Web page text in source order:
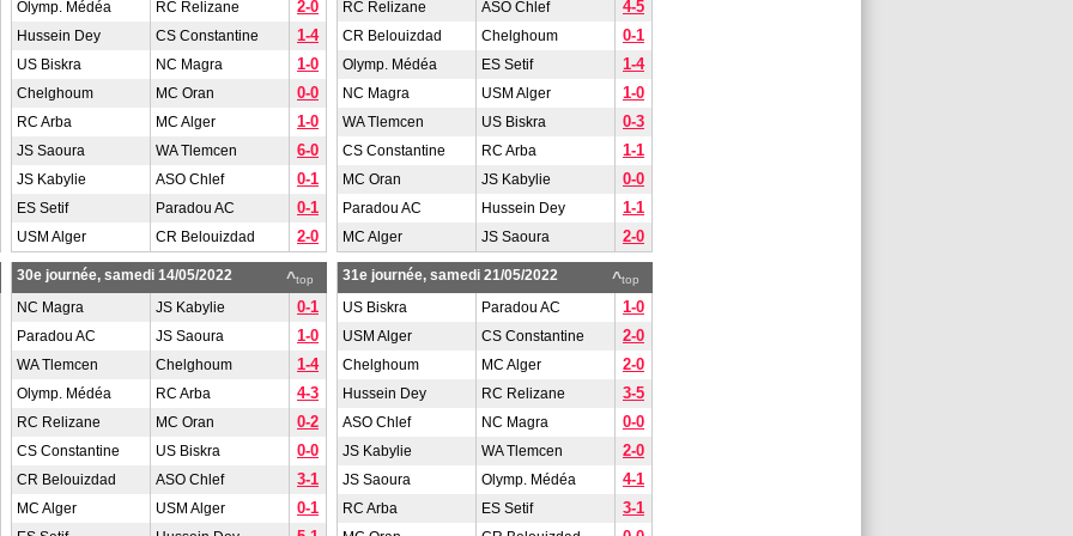
Olymp. Médéa RC Relizane 2-0
Hussein Dey CS Constantine 1-4
US Biskra NC Magra 1-0
Chelghoum MC Oran 0-0
RC Arba MC Alger 1-0
JS Saoura WA Tlemcen 6-0
JS Kabylie ASO Chlef 0-1
ES Setif Paradou AC 0-1
USM Alger CR Belouizdad 2-0
RC Relizane ASO Chlef 4-5
CR Belouizdad Chelghoum 0-1
Olymp. Médéa ES Setif 1-4
NC Magra USM Alger 1-0
WA Tlemcen US Biskra 0-3
CS Constantine RC Arba 1-1
MC Oran JS Kabylie 0-0
Paradou AC Hussein Dey 1-1
MC Alger JS Saoura 2-0
^top
30e journée, samedi 14/05/2022
NC Magra
JS Kabylie 0-1
Paradou AC JS Saoura 1-0
WA Tlemcen Chelghoum 1-4
Olymp. Médéa RC Arba 4-3
RC Relizane MC Oran 0-2
CS Constantine US Biskra 0-0
CR Belouizdad ASO Chlef 3-1
MC Alger USM Alger 0-1
^top
31e journée, samedi 21/05/2022
US Biskra
Paradou AC 1-0
USM Alger CS Constantine 2-0
Chelghoum MC Alger 2-0
Hussein Dey RC Relizane 3-5
ASO Chlef NC Magra 0-0
JS Kabylie WA Tlemcen 2-0
JS Saoura Olymp. Médéa 4-1
RC Arba ES Setif 3-1